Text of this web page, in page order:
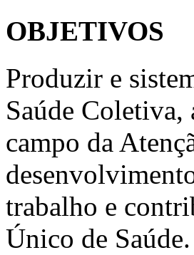
OBJETIVOS
Produzir e
Saúde
campo da
trabalho e
Único de Saúde.